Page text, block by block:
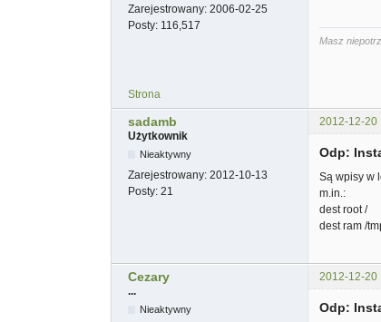
Zarejestrowany: 2006-02-25
Posty: 116,517
Masz
Strona
sadamb
2012-12-20
Użytkownik
Nieaktywny
Zarejestrowany: 2012-10-13
Posty: 21
Odp:
Są wpisy w
m.in.:
dest root /
dest ram /
Cezary
2012-12-20
...
Nieaktywny Odp: